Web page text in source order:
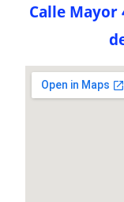
Calle Mayor